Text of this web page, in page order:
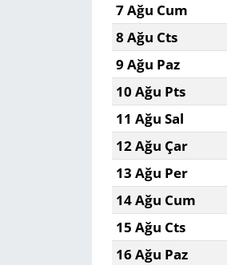
7 Ağu Cum
8 Ağu Cts
9 Ağu Paz
10 Ağu Pts
11 Ağu Sal
12 Ağu Çar
13 Ağu Per
14 Ağu Cum
15 Ağu Cts
16 Ağu Paz